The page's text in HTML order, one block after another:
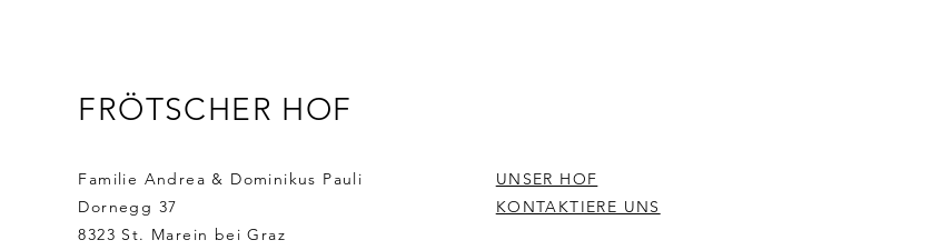
FRÖTSCHER HOF
Familie Andrea & Dominikus Pauli
Dornegg 37
8323 St. Marein bei Graz
UNSER HOF
KONTAKTIERE UNS